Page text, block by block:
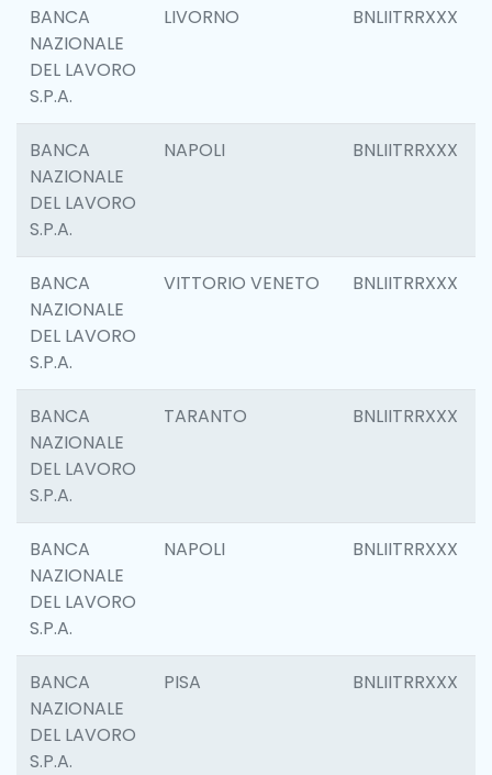
BANCA
NAZIONALE
DEL LAVORO
S.P.A.
LIVORNO BNLIITRRXXX
BANCA
NAZIONALE
DEL LAVORO
S.P.A.
NAPOLI BNLIITRRXXX
BANCA
NAZIONALE
DEL LAVORO
S.P.A.
VITTORIO VENETO BNLIITRRXXX
BANCA
NAZIONALE
DEL LAVORO
S.P.A.
TARANTO BNLIITRRXXX
BANCA
NAZIONALE
DEL LAVORO
S.P.A.
NAPOLI BNLIITRRXXX
BANCA
NAZIONALE
DEL LAVORO
S.P.A.
PISA BNLIITRRXXX